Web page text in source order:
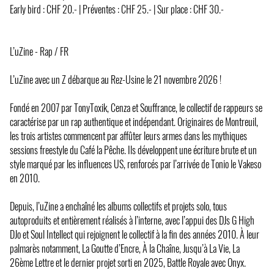
Early bird : CHF 20.- | Préventes : CHF 25.- | Sur place : CHF 30.-
L’uZine - Rap / FR
L’uZine avec un Z débarque au Rez-Usine le 21 novembre 2026 !
Fondé en 2007 par TonyToxik, Cenza et Souffrance, le collectif de rappeurs se
caractérise par un rap authentique et indépendant. Originaires de Montreuil,
les trois artistes commencent par affûter leurs armes dans les mythiques
sessions freestyle du Café la Pêche. Ils développent une écriture brute et un
style marqué par les influences US, renforcés par l’arrivée de Tonio le Vakeso
en 2010.
Depuis, l’uZine a enchaîné les albums collectifs et projets solo, tous
autoproduits et entièrement réalisés à l’interne, avec l’appui des DJs G High
DJo et Soul Intellect qui rejoignent le collectif à la fin des années 2010. À leur
palmarès notamment, La Goutte d’Encre, À la Chaîne, Jusqu’à La Vie, La
26ème Lettre et le dernier projet sorti en 2025, Battle Royale avec Onyx.